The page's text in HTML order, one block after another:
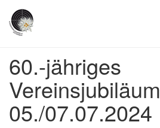
60.-jähriges
Vereinsjubiläum
05./07.07.2024